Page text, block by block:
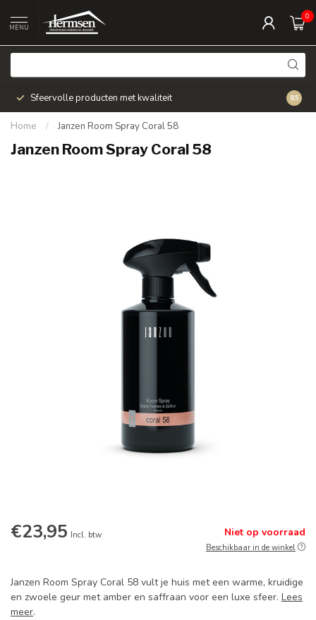
MENU
0
Sfeervolle producten met kwaliteit Snel
8.5
Home / Janzen Room Spray Coral 58
Janzen Room Spray Coral 58
€23,95 Incl. btw Niet op voorraad
Beschikbaar in de winkel
Janzen Room Spray Coral 58 vult je huis met een warme, kruidige
en zwoele geur met amber en saffraan voor een luxe sfeer. Lees
meer.